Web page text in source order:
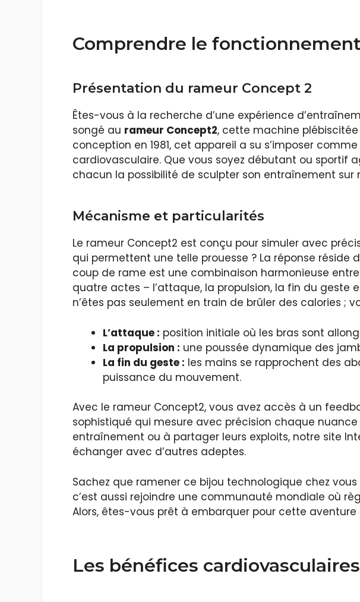
Comprendre le
Présentation du rameur Concept 2
Êtes-vous à la recherche d’une expérience
songé au rameur Concept2, cette machine plébiscitée
conception en 1981, cet appareil a su s’imposer
cardiovasculaire. Que vous soyez débutant ou sportif
chacun la possibilité de sculpter son entraînement sur
Mécanisme et particularités
Le rameur Concept2 est conçu pour simuler avec
qui permettent une telle prouesse ? La réponse
coup de rame est une combinaison harmonieuse
quatre actes – l’attaque, la propulsion, la fin du geste
n’êtes pas seulement en train de brûler des calories ;
L’attaque : position initiale où les bras sont
La propulsion : une poussée dynamique des
La fin du geste : les mains se rapprochent des
puissance du mouvement.
Avec le rameur Concept2, vous avez accès à un
sophistiqué qui mesure avec précision chaque
entraînement ou à partager leurs exploits, notre site
échanger avec d’autres adeptes.
Sachez que ramener ce bijou technologique chez
c’est aussi rejoindre une communauté mondiale où
Alors, êtes-vous prêt à embarquer pour cette
Les bénéfices